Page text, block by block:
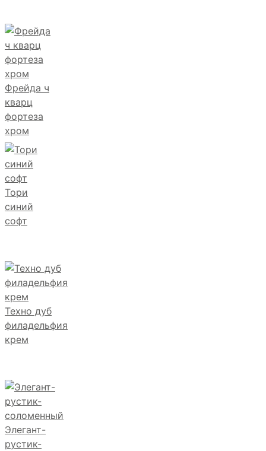
Фрейда ч
кварц
фортеза
хром
Тори
синий
софт
Техно дуб
филадельфия
крем
Элегант-
рустик-